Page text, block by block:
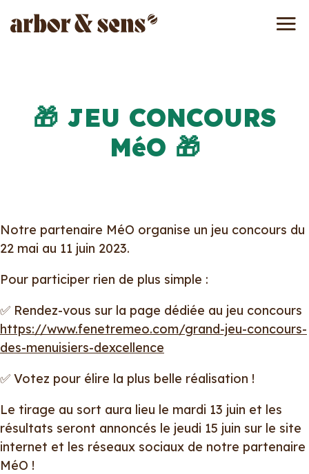
🎁 JEU CONCOURS
MéO 🎁
Notre partenaire MéO organise un jeu concours du
22 mai au 11 juin 2023.
Pour participer rien de plus simple :
✅ Rendez-vous sur la page dédiée au jeu concours
https://www.fenetremeo.com/grand-jeu-concours-
des-menuisiers-dexcellence
✅ Votez pour élire la plus belle réalisation !
Le tirage au sort aura lieu le mardi 13 juin et les
résultats seront annoncés le jeudi 15 juin sur le site
internet et les réseaux sociaux de notre partenaire
MéO !